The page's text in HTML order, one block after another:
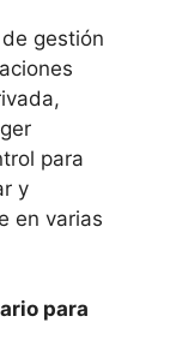
gestión
para
y
en varias
para